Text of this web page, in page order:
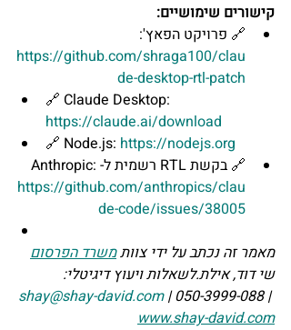
קישורים שימושיים:
🔗 פרויקט הפאץ':
https://github.com/shraga100/clau
de-desktop-rtl-patch
🔗 Claude Desktop:
https://claude.ai/download
🔗 Node.js: https://nodejs.org
🔗 בקשת RTL רשמית ל-Anthropic:
https://github.com/anthropics/clau
de-code/issues/38005
מאמר זה נכתב על ידי צוות משרד הפרסום
שי דוד, אילת.לשאלות ויעוץ דיגיטלי:
shay@shay-david.com | 050-3999-088 |
www.shay-david.com